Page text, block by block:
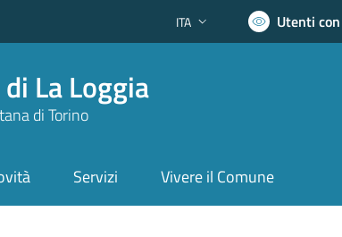
Lingua attiva:
ITA Utenti
La Loggia
di Torino
Servizi Vivere il Comune